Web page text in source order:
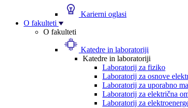
Karierni oglasi
O fakulteti
O fakulteti
Katedre in laboratoriji
Katedre in laboratoriji
Laboratorij za fiziko
Laboratorij za osnove
Laboratorij za uporabno
Laboratorij za električna
Laboratorij za